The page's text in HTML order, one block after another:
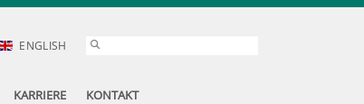
ENGLISH
KARRIERE KONTAKT